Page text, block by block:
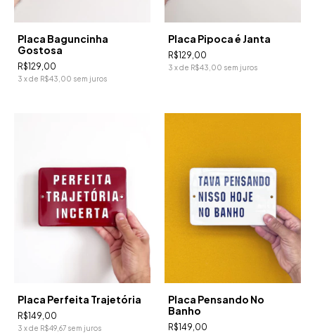
Placa Baguncinha
Gostosa
R$129,00
3 xde R$43,00 sem juros
Placa Pipoca é Janta
R$129,00
3 xde R$43,00 sem juros
Placa Perfeita Trajetória
R$149,00
3 xde R$49,67 sem juros
Placa Pensando No
Banho
R$149,00